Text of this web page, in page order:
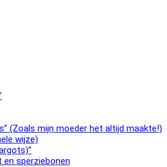
(Zoals mijn moeder het altijd maakte!)
wijze)
sperziebonen